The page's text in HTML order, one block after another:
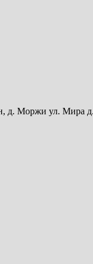
д. Моржи ул. Мира